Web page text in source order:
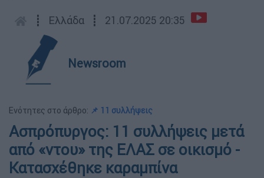
┋ Ελλάδα ┋ 21.07.2025 20:35
Newsroom
Ενότητες στο άρθρο: 📌 11 συλλήψεις
Ασπρόπυργος: 11 συλλήψεις μετά
από «ντου» της ΕΛΑΣ σε οικισμό -
Κατασχέθηκε καραμπίνα